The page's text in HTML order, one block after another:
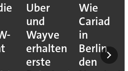
Uber
und
Wayve
erhalten
erste
Wie
Cariad
in
Berlin
den